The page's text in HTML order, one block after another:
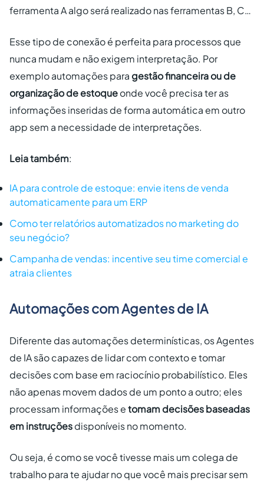
ferramenta A algo será realizado nas ferramentas B, C…
Esse tipo de conexão é perfeita para processos que
nunca mudam e não exigem interpretação. Por
exemplo automações para gestão financeira ou de
organização de estoqueonde você precisa ter as
informações inseridas de forma automática em outro
app sem a necessidade de interpretações.
Leia também:
IA para controle de estoque: envie itens de venda
automaticamente para um ERP
Como ter relatórios automatizados no marketing do
seu negócio?
Campanha de vendas: incentive seu time comercial e
atraia clientes
Automações com Agentes de IA
Diferente das automações determinísticas, os Agentes
de IA são capazes de lidar com contexto e tomar
decisões com base em raciocínio probabilístico. Eles
não apenas movem dados de um ponto a outro; eles
processam informações etomam decisões baseadas
em instruçõesdisponíveis no momento.
Ou seja, é como se você tivesse mais um colega de
trabalho para te ajudar no que você mais precisar sem